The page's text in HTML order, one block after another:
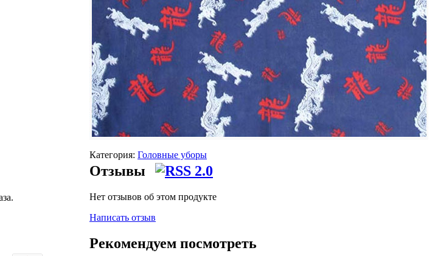
Категория: Головные уборы
Отзывы
Нет отзывов об этом продукте
Написать отзыв
Рекомендуем посмотреть